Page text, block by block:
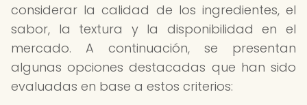
considerar la calidad de los ingredientes, el
sabor, la textura y la disponibilidad en el
mercado. A continuación, se presentan
algunas opciones destacadas que han sido
evaluadas en base a estos criterios: